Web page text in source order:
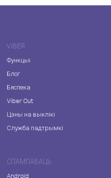
VIBER
Функцыі
Блог
Бяспека
Viber Out
Цэны на выклікі
Служба падтрымкі
СПАМПАВАЦЬ
Android